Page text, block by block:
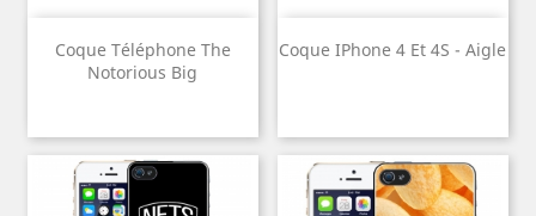
Coque Téléphone The
Notorious Big
Coque IPhone 4 Et 4S - Aigle